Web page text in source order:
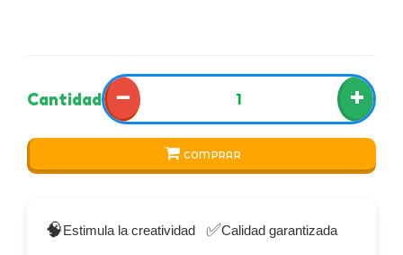
Cantidad − +
COMPRAR
🧠Estimula la creatividad ✅Calidad garantizada